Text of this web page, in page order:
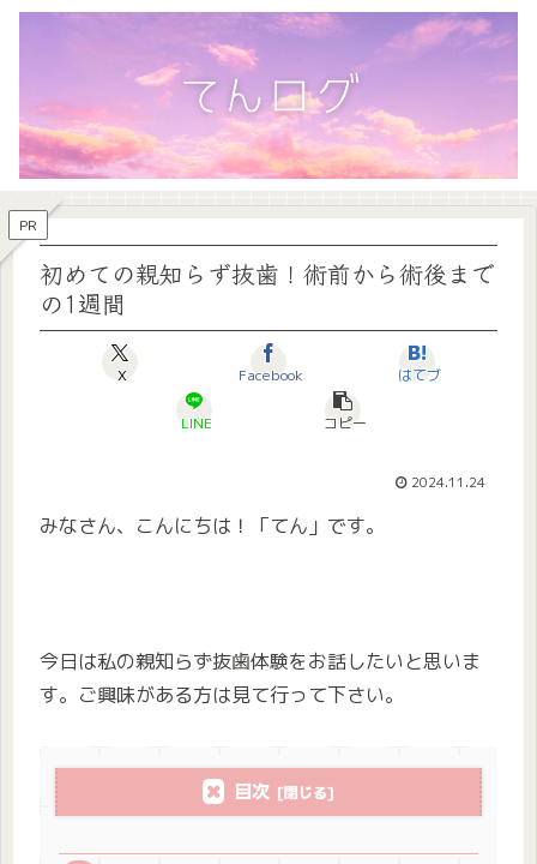
PR
初めての親知らず抜歯！術前から術後まで
の1週間
X Facebook はてブ
LINE コピー
2024.11.24
みなさん、こんにちは！「てん」です。
今日は私の親知らず抜歯体験をお話したいと思いま
す。ご興味がある方は見て行って下さい。
目次